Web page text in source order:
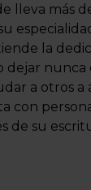
lleva más
la
dejar nunca
a otros a
con
de su